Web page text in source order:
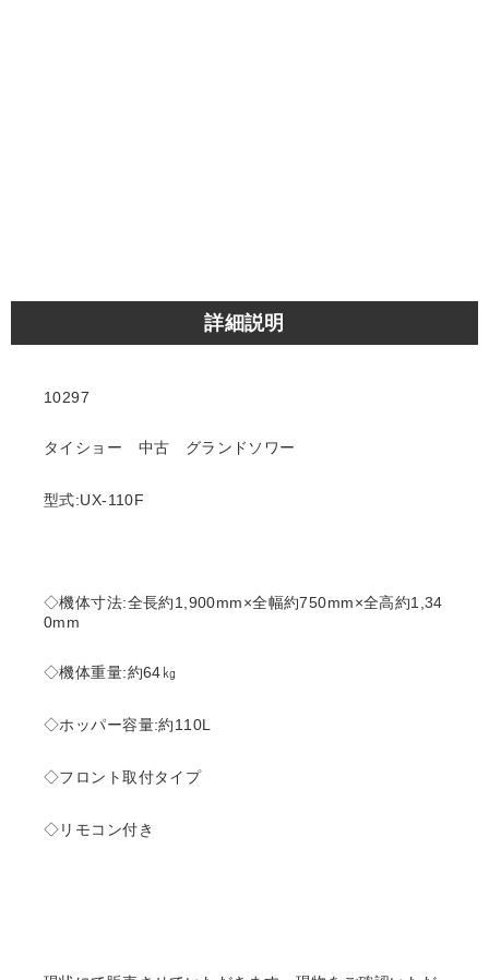
詳細説明
10297
タイショー 中古 グランドソワー
型式:UX-110F
◇機体寸法:全長約1,900mm×全幅約750mm×全高約1,34
0mm
◇機体重量:約64㎏
◇ホッパー容量:約110L
◇フロント取付タイプ
◇リモコン付き